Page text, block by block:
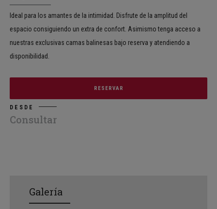
Ideal para los amantes de la intimidad. Disfrute de la amplitud del
espacio consiguiendo un extra de confort. Asimismo tenga acceso a
nuestras exclusivas camas balinesas bajo reserva y atendiendo a
disponibilidad.
RESERVAR
DESDE
Consultar
Galería